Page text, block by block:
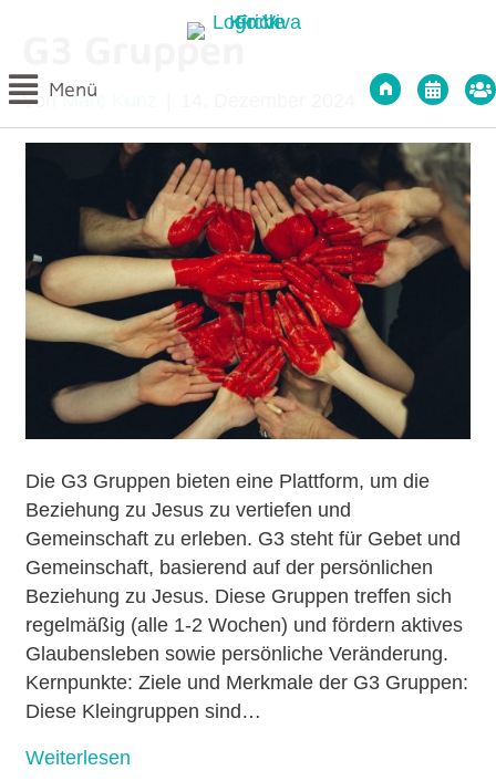
Menü Startseite
G3 Gruppen
VonMarc Kunz
Die G3 Gruppen bieten eine Plattform, um die
Beziehung zu Jesus zu vertiefen und
Gemeinschaft zu erleben. G3 steht für Gebet und
Gemeinschaft, basierend auf der persönlichen
Beziehung zu Jesus. Diese Gruppen treffen sich
regelmäßig (alle 1-2 Wochen) und fördern aktives
Glaubensleben sowie persönliche Veränderung.
Kernpunkte: Ziele und Merkmale der G3 Gruppen:
Diese Kleingruppen sind…
Weiterlesen